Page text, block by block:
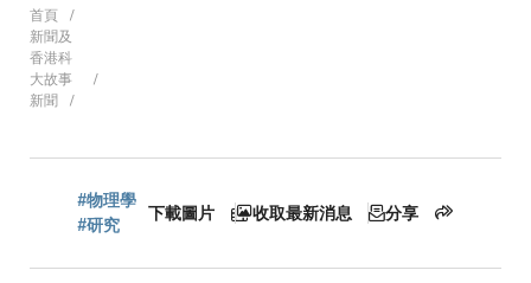
導
航
連
首頁
新聞及
香港科
大故事
新聞
#物理學
#研究
下載圖片 收取最新消息 分享